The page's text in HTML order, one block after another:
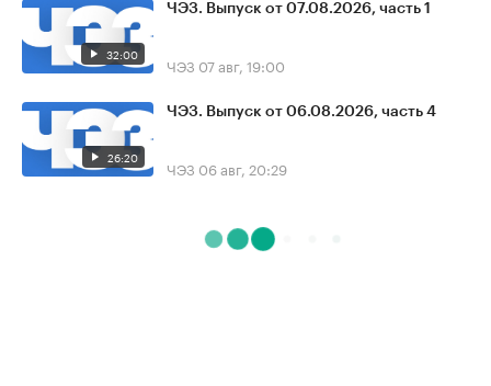
32:00
ЧЭЗ. Выпуск от 07.08.2026, часть 1
ЧЭЗ 07 авг, 19:00
26:20
ЧЭЗ. Выпуск от 06.08.2026, часть 4
ЧЭЗ 06 авг, 20:29